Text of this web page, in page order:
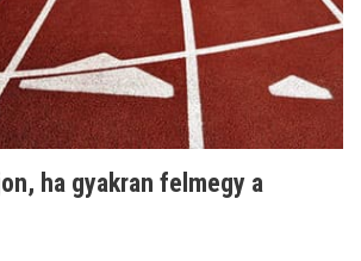
ha gyakran felmegy a